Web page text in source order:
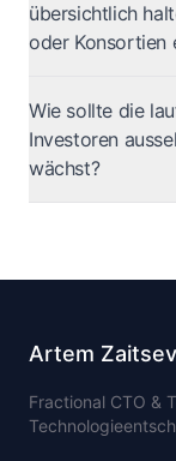
übersichtlich
oder Konsortien
Wie sollte die
Investoren
wächst?
Artem Zaitsev
Fractional CTO &